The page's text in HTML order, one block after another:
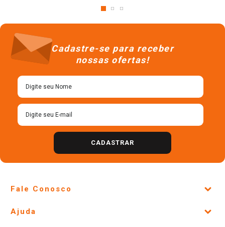
Cadastre-se para receber
nossas ofertas!
CADASTRAR
Fale Conosco
Lojas Físicas e Horários
Ajuda